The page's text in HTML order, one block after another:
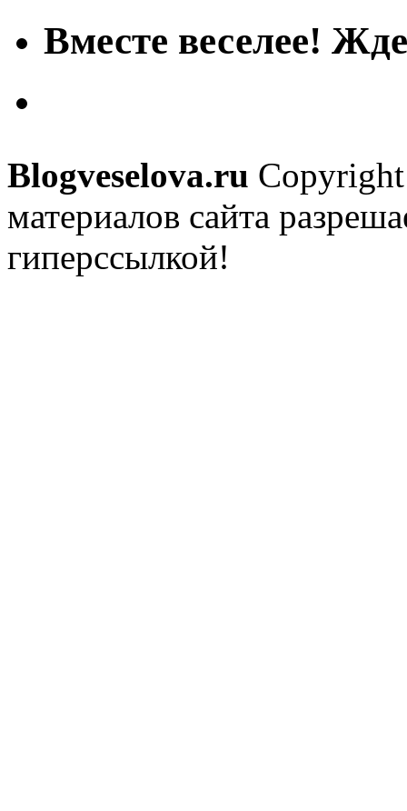
Вместе веселее!
Blogveselova.ru
материалов сайта
гиперссылкой!